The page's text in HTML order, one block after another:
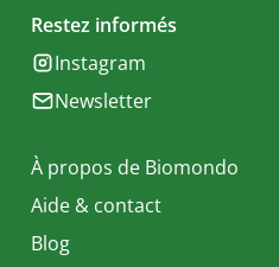
Restez informés
Instagram
Newsletter
À propos de Biomondo
Aide & contact
Blog